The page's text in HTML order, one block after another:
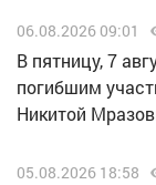
06.08.2026 09:01
В пятницу, 7
погибшим
Никитой
05.08.2026 18:58